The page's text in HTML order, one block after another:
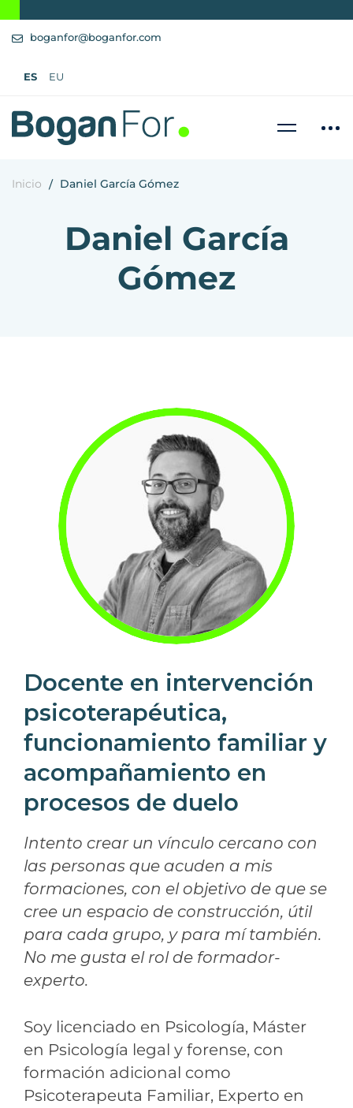
boganfor@boganfor.com
ES EU
Inicio Daniel García Gómez
Daniel García
Gómez
Docente en intervención
psicoterapéutica,
funcionamiento familiar y
acompañamiento en
procesos de duelo
Intento crear un vínculo cercano con
las personas que acuden a mis
formaciones, con el objetivo de que se
cree un espacio de construcción, útil
para cada grupo, y para mí también.
No me gusta el rol de formador-
experto.
Soy licenciado en Psicología, Máster
en Psicología legal y forense, con
formación adicional como
Psicoterapeuta Familiar, Experto en